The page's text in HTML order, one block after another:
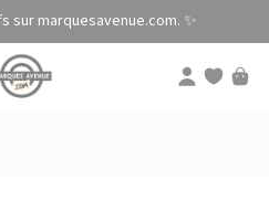
sur marquesavenue.com. ✨